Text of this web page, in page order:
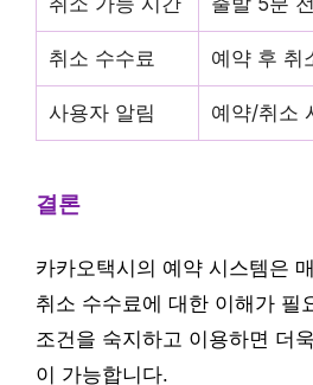
취소 수수료 예약 후 취
사용자 알림 예약/취소
결론
카카오택시의 예약 시스템은
취소 수수료에 대한 이해가 필
조건을 숙지하고 이용하면 더
이 가능합니다.